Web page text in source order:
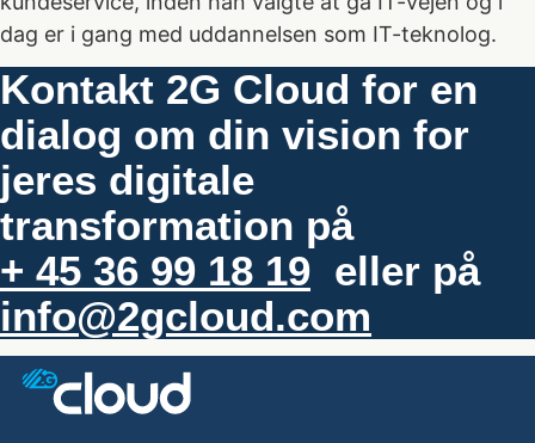
dag er i gang med uddannelsen som IT-teknolog.
Kontakt 2G Cloud for en
dialog om din vision for
jeres digitale
transformation på
+ 45 36 99 18 19 eller på
info@2gcloud.com